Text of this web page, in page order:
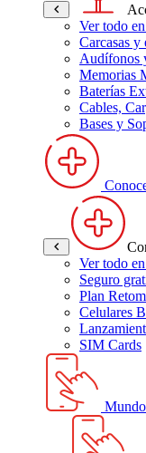
Ver todo
Carcasas y
Audífonos
Memorias
Baterías
Cables,
Bases y
Ver todo
Seguro
Plan
Celulares
SIM Cards